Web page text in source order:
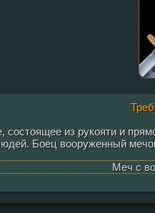
из рукояти и
Боец вооруженный